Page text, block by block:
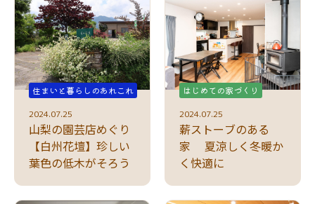
住まいと暮らしのあれこれ
2024.07.25
山梨の園芸店めぐり
【白州花壇】珍しい
葉色の低木がそろう
はじめての家づくり
2024.07.25
薪ストーブのある
家 夏涼しく冬暖か
く快適に